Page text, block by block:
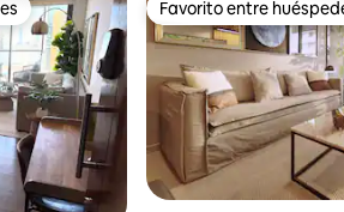
huéspedes Favorito entre
Favorito entre